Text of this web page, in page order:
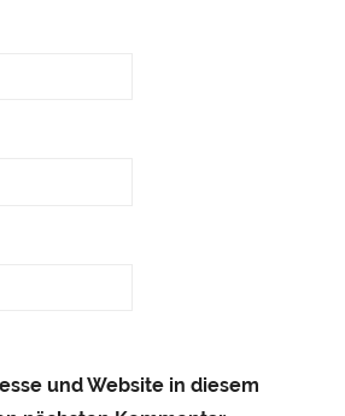
und Website in diesem